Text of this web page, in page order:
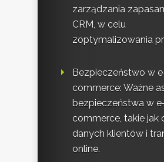
zarządzania
CRM, w celu
zoptymalizowania
Bezpieczeństwo w
commerce: Ważne
bezpieczeństwa w
commerce, takie jak
danych klientów i
online.